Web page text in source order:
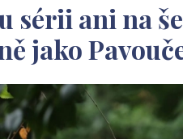
sérii ani na
jako